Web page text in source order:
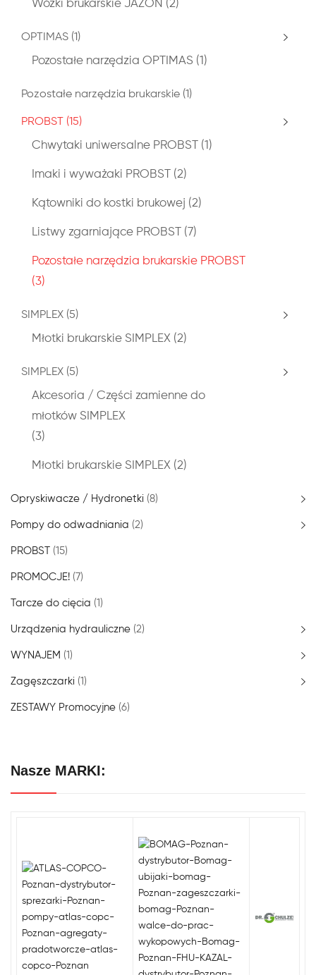
Wózki brukarskie JAZON (2)
OPTIMAS (1)
Pozostałe narzędzia OPTIMAS (1)
Pozostałe narzędzia brukarskie (1)
PROBST (15)
Chwytaki uniwersalne PROBST (1)
Imaki i wyważaki PROBST (2)
Kątowniki do kostki brukowej (2)
Listwy zgarniające PROBST (7)
Pozostałe narzędzia brukarskie PROBST
(3)
SIMPLEX (5)
Młotki brukarskie SIMPLEX (2)
SIMPLEX (5)
Akcesoria / Części zamienne do
młotków SIMPLEX
(3)
Młotki brukarskie SIMPLEX (2)
Opryskiwacze / Hydronetki (8)
Pompy do odwadniania (2)
PROBST (15)
PROMOCJE! (7)
Tarcze do cięcia (1)
Urządzenia hydrauliczne (2)
WYNAJEM (1)
Zagęszczarki (1)
ZESTAWY Promocyjne (6)
Nasze MARKI: